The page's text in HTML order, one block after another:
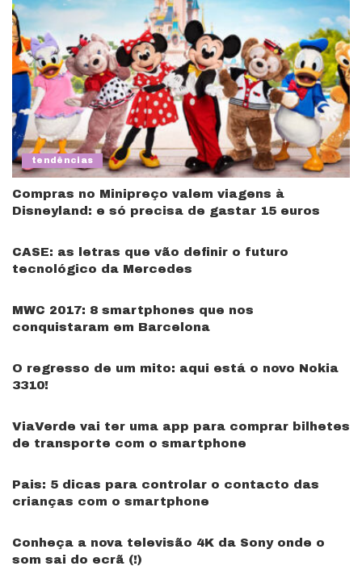
tendências
Compras no Minipreço valem viagens à
Disneyland: e só precisa de gastar 15 euros
CASE: as letras que vão definir o futuro
tecnológico da Mercedes
MWC 2017: 8 smartphones que nos
conquistaram em Barcelona
O regresso de um mito: aqui está o novo Nokia
3310!
ViaVerde vai ter uma app para comprar bilhetes
de transporte com o smartphone
Pais: 5 dicas para controlar o contacto das
crianças com o smartphone
Conheça a nova televisão 4K da Sony onde o
som sai do ecrã (!)